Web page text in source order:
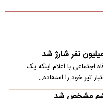
با قطعی برق، آب و گاز
توسعه فناوری،
است
اجتماعی با اعلام اینکه یک